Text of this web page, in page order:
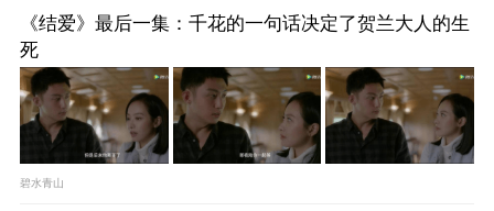
《结爱》最后一集：千花的一句话决定了贺兰大人的生
死
碧水青山